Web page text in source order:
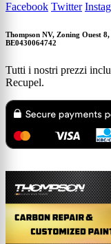
Facebook Twitter
Thompson NV, Zoning Ouest
BE0430064742
Tutti i nostri prezzi
Recupel.